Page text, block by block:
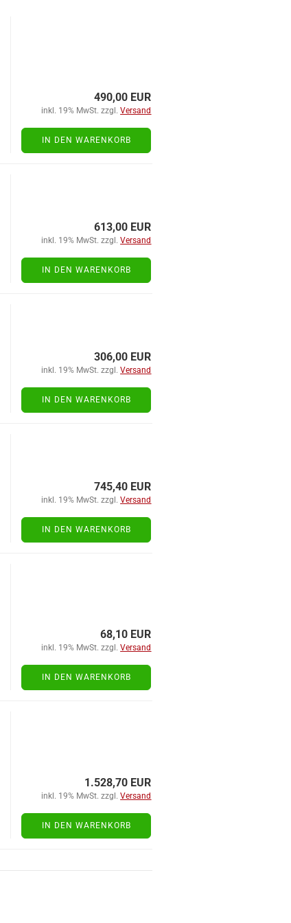
490,00 EUR
inkl. 19% MwSt. zzgl.Versand
IN DEN WARENKORB
613,00 EUR
inkl. 19% MwSt. zzgl.Versand
IN DEN WARENKORB
306,00 EUR
inkl. 19% MwSt. zzgl.Versand
IN DEN WARENKORB
745,40 EUR
inkl. 19% MwSt. zzgl.Versand
IN DEN WARENKORB
68,10 EUR
inkl. 19% MwSt. zzgl.Versand
IN DEN WARENKORB
1.528,70 EUR
inkl. 19% MwSt. zzgl.Versand
IN DEN WARENKORB